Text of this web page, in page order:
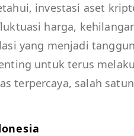
investasi aset
harga,
yang menjadi
untuk terus
terpercaya, salah